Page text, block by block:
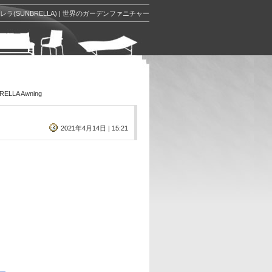
ラ(SUNBRELLA) | 世界のガーデンファニチャー
Awning
2021年4月14日 | 15:21